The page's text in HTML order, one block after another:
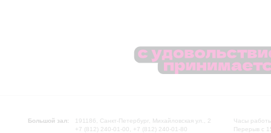
Большой зал:
191186, Санкт-Петербург, Михайловская ул., 2
+7 (812) 240-01-00, +7 (812) 240-01-80
Часы
Перерыв с